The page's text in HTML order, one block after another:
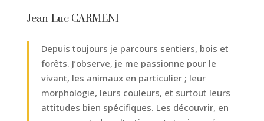
Jean-Luc CARMENI
Depuis toujours je parcours sentiers, bois et
forêts. J’observe, je me passionne pour le
vivant, les animaux en particulier ; leur
morphologie, leurs couleurs, et surtout leurs
attitudes bien spécifiques. Les découvrir, en